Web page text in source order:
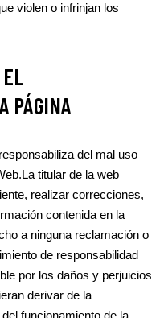
violen o infrinjan los
PÁGINA
del mal uso
titular de la web
realizar correcciones,
contenida en la
a ninguna reclamación o
de responsabilidad
por los daños y perjuicios
derivar de la
funcionamiento de la